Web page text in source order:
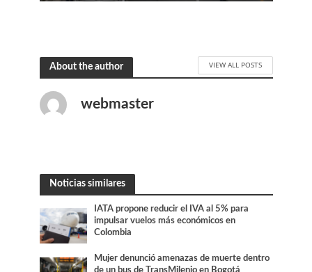
About the author VIEW ALL POSTS
webmaster
Noticias similares
IATA propone reducir el IVA al 5% para
impulsar vuelos más económicos en
Colombia
Mujer denunció amenazas de muerte dentro
de un bus de TransMilenio en Bogotá